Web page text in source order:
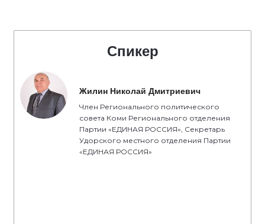
Спикер
Жилин Николай Дмитриевич
Член Регионального политического
совета Коми Регионального отделения
Партии «ЕДИНАЯ РОССИЯ», Секретарь
Удорского местного отделения Партии
«ЕДИНАЯ РОССИЯ»